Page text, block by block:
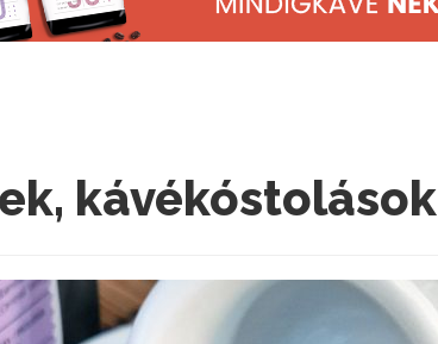
kávékóstolások